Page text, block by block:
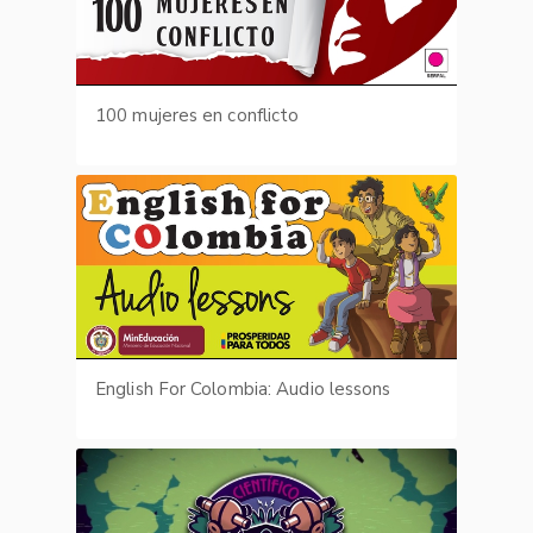
100 mujeres en conflicto
English For Colombia: Audio lessons